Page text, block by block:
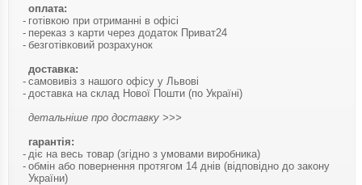
оплата:
готівкою при отриманні в офісі
переказ з карти через додаток Приват24
безготівковий розрахунок
доставка:
самовивіз з нашого офісу у Львові
доставка на склад Нової Пошти (по Україні)
детальніше про доставку >>>
гарантія:
діє на весь товар (згідно з умовами виробника)
обмін або повернення протягом 14 днів (відповідно до закону
України)